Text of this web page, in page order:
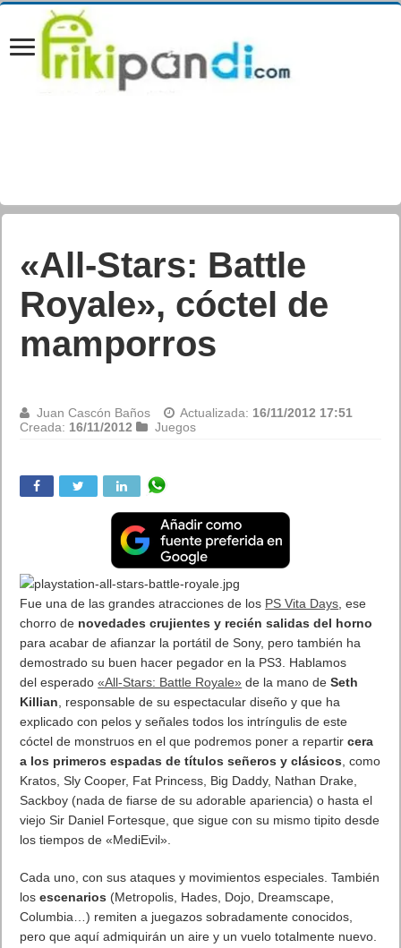
«All-Stars: Battle
Royale», cóctel de
mamporros
Juan Cascón Baños Actualizada: 16/11/2012 17:51
Creada: 16/11/2012 Juegos
Fue una de las grandes atracciones de los PS Vita Days , ese
chorro de novedades crujientes y recién salidas del horno
para acabar de afianzar la portátil de Sony, pero también ha
demostrado su buen hacer pegador en la PS3. Hablamos
del esperado«All-Stars: Battle Royale» de la mano deSeth
Killian , responsable de su espectacular diseño y que ha
explicado con pelos y señales todos los intríngulis de este
cóctel de monstruos en el que podremos poner a repartircera
a los primeros espadas de títulos señeros y clásicos , como
Kratos, Sly Cooper, Fat Princess, Big Daddy, Nathan Drake,
Sackboy (nada de fiarse de su adorable apariencia) o hasta el
viejo Sir Daniel Fortesque, que sigue con su mismo tipito desde
los tiempos de «MediEvil».
Cada uno, con sus ataques y movimientos especiales. También
losescenarios (Metropolis, Hades, Dojo, Dreamscape,
Columbia…) remiten a juegazos sobradamente conocidos,
pero que aquí admiquirán un aire y un vuelo totalmente nuevo.